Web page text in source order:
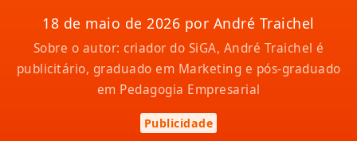
18 de maio de 2026 por André Traichel
Sobre o autor: criador do SiGA, André Traichel é
publicitário, graduado em Marketing e pós-graduado
em Pedagogia Empresarial
Publicidade